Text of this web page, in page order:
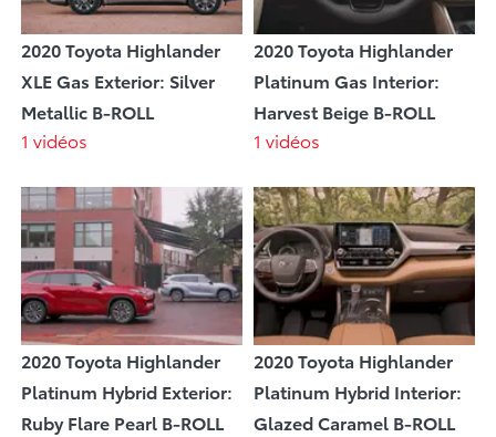
2020 Toyota Highlander
XLE Gas Exterior: Silver
Metallic B-ROLL
1 vidéos
2020 Toyota Highlander
Platinum Gas Interior:
Harvest Beige B-ROLL
1 vidéos
2020 Toyota Highlander
Platinum Hybrid Exterior:
Ruby Flare Pearl B-ROLL
2020 Toyota Highlander
Platinum Hybrid Interior:
Glazed Caramel B-ROLL